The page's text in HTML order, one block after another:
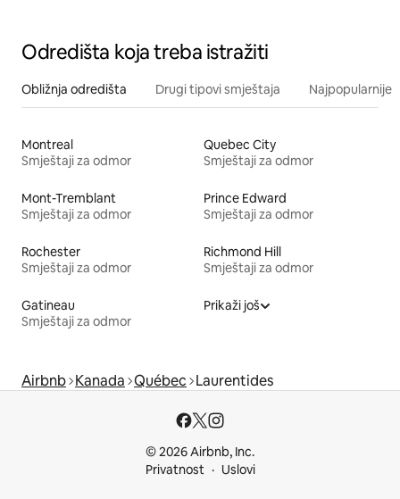
Odredišta koja treba istražiti
Obližnja odredišta Drugi tipovi smještaja Najpopularnije
Montreal
Smještaji za odmor
Quebec City
Smještaji za odmor
Mont-Tremblant
Smještaji za odmor
Prince Edward
Smještaji za odmor
Rochester
Smještaji za odmor
Richmond Hill
Smještaji za odmor
Gatineau
Smještaji za odmor
Prikaži još
Airbnb Kanada Québec Laurentides
© 2026 Airbnb, Inc.
Privatnost
Uslovi